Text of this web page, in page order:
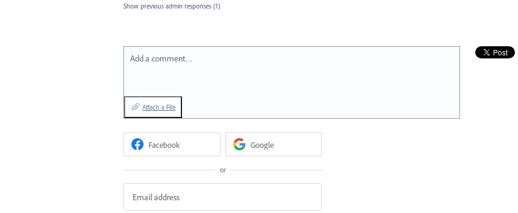
Show previous admin responses (1)
Add a comment…
Attach a File
Facebook Google
or